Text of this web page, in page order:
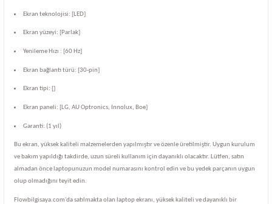
Ekran teknolojisi: [LED]
Ekran yüzeyi: [Parlak]
Yenileme Hızı : [60 Hz]
Ekran bağlantı türü: [30-pin]
Ekran tipi: []
Ekran paneli: [LG, AU Optronics, Innolux, Boe]
Garanti: (1 yıl)
Bu ekran, yüksek kaliteli malzemelerden yapılmıştır ve özenle üretilmiştir. Uygun kurulum
ve bakım yapıldığı takdirde, uzun süreli kullanım için dayanıklı olacaktır. Lütfen, satın
almadan önce laptopunuzun model numarasını kontrol edin ve bu yedek parçanın uygun
olup olmadığını teyit edin.
Flowbilgisaya.com'da satılmakta olan laptop ekranı, yüksek kaliteli ve dayanıklı bir